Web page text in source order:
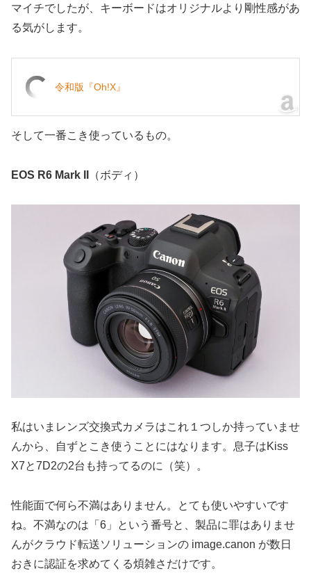
マイチでしたが、キーボードはオリジナルより剛性感があ
る気がします。
令和版『Oh!X』
そして一番こき使っているもの。
EOS R6 Mark II （ボディ）
私はいまレンズ交換式カメラはこれ１つしか持っていませ
んから、自ずとこき使うことにはなります。息子はKiss
X7と7D2の2台も持ってるのに（笑）。
性能面で何ら不満はありません。とても使いやすいです
ね。不満なのは「6」という番号と、製品に罪はありませ
んがクラウド転送ソリューションの image.canon が数日
おきに認証を求めてくる煩雑さだけです。